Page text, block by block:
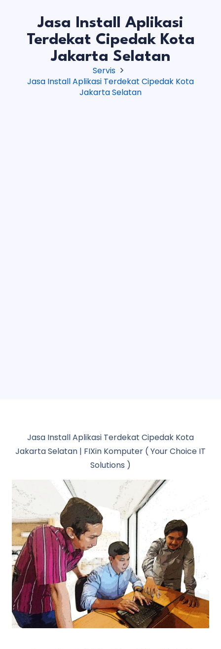
Jasa Install Aplikasi
Terdekat Cipedak Kota
Jakarta Selatan
Servis
Jasa Install Aplikasi Terdekat Cipedak Kota
Jakarta Selatan
Jasa Install Aplikasi Terdekat Cipedak Kota
Jakarta Selatan | FIXin Komputer ( Your Choice IT
Solutions )